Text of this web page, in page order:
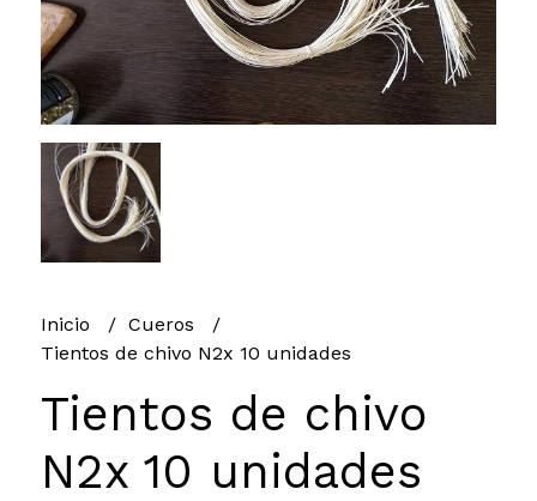
Inicio
Cueros
Tientos de chivo N2x 10 unidades
Tientos de chivo
N2x 10 unidades